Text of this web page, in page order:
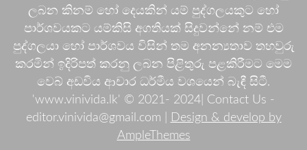
ලබන කිනම් හෝ දෙයකින් යම් පුද්ගලයකුට හෝ
පාර්ශවයකට යම්කිසි අගතියක් සිදුවන්නේ නම් එම
පුද්ගලයා හෝ පාර්ශවය විසින් තම අනන්‍යතාව තහවුරු
කරමින් ඉදිරිපත් කරනු ලබන පිළිතුරු පළකිරීමට මෙම
වෙබ් අඩවිය ආචාර ධර්මීය වශයෙන් බැඳී සිටී.
'www.vinivida.lk' © 2021- 2024| Contact Us -
editor.vinivida@gmail.com |
Design & develop by
AmpleThemes